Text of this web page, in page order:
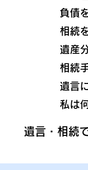
負債
相続
遺産
相続
遺言
私は
遺言・相続